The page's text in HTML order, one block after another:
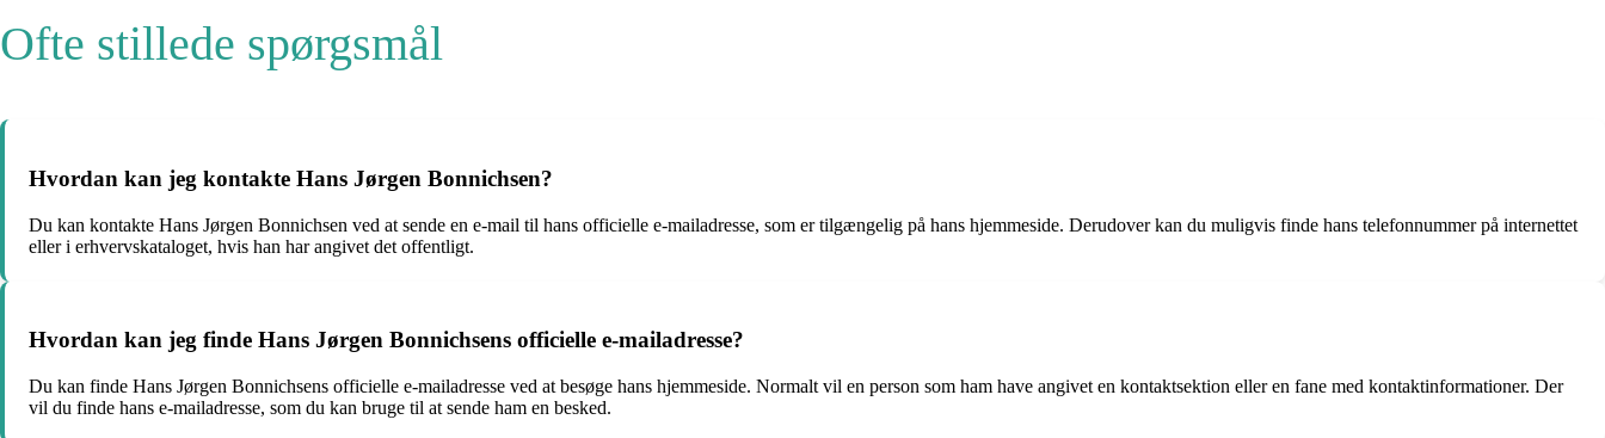
Ofte stillede spørgsmål
Hvordan kan jeg kontakte Hans Jørgen Bonnichsen?
Du kan kontakte Hans Jørgen Bonnichsen ved at sende en e-mail til hans officielle e-mailadresse, som er tilgængelig på hans hjemmeside. Derudover kan du muligvis finde hans telefonnummer på internettet
eller i erhvervskataloget, hvis han har angivet det offentligt.
Hvordan kan jeg finde Hans Jørgen Bonnichsens officielle e-mailadresse?
Du kan finde Hans Jørgen Bonnichsens officielle e-mailadresse ved at besøge hans hjemmeside. Normalt vil en person som ham have angivet en kontaktsektion eller en fane med kontaktinformationer. Der
vil du finde hans e-mailadresse, som du kan bruge til at sende ham en besked.